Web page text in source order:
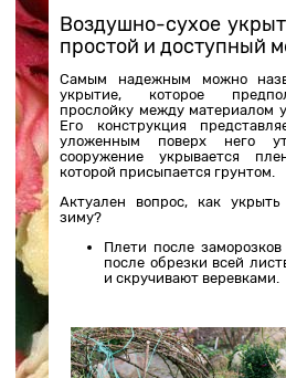
Воздушно-сухое
простой и доступный
Самым надежным можно
укрытие, которое
прослойку между материалом
Его конструкция
уложенным поверх него
сооружение укрывается
которой присыпается грунтом.
Актуален вопрос, как
зиму?
Плети после
после обрезки всей
и скручивают веревками.